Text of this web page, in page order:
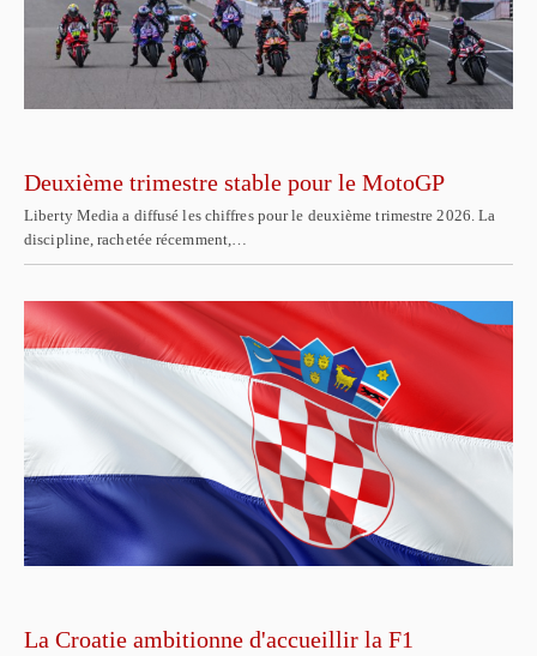
Deuxième trimestre stable pour le MotoGP
Liberty Media a diffusé les chiffres pour le deuxième trimestre 2026. La
discipline, rachetée récemment,…
La Croatie ambitionne d'accueillir la F1